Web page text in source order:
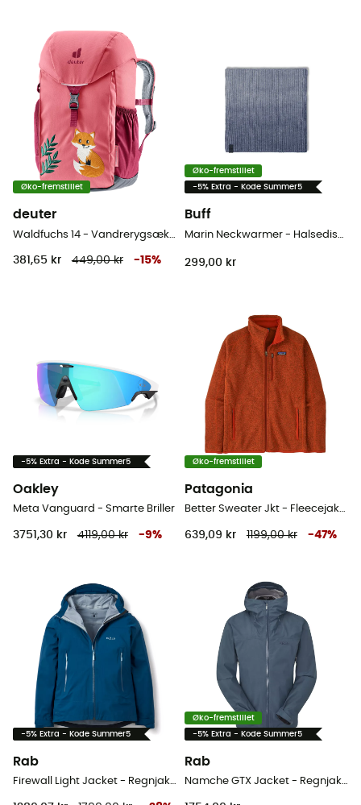
Øko-fremstillet
deuter
381,65 kr 449,00 kr -15%
Øko-fremstillet
-5% Extra - Kode Summer5
Buff
299,00 kr
-5% Extra - Kode Summer5
Oakley
Meta Vanguard - Smarte Briller
3751,30 kr 4119,00 kr -9%
Øko-fremstillet
Patagonia
Better Sweater Jkt - Fleecejakke Herrer
639,09 kr 1199,00 kr -47%
-5% Extra - Kode Summer5
Rab
Firewall Light Jacket - Regnjakke - Damer
Øko-fremstillet
-5% Extra - Kode Summer5
Rab
Namche GTX Jacket - Regnjakke - Herrer